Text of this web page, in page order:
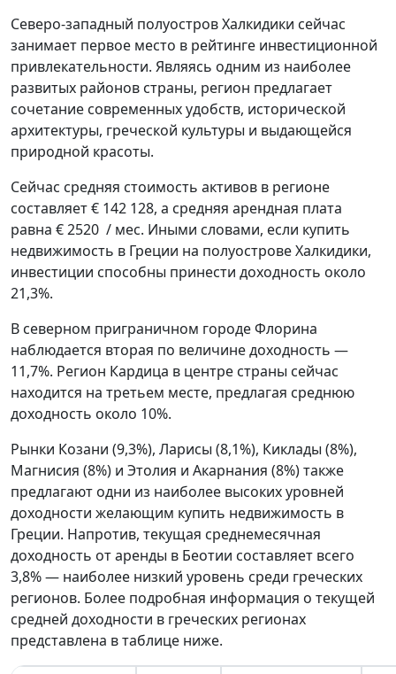
Северо-западный полуостров Халкидики сейчас
занимает первое место в рейтинге инвестиционной
привлекательности. Являясь одним из наиболее
развитых районов страны, регион предлагает
сочетание современных удобств, исторической
архитектуры, греческой культуры и выдающейся
природной красоты.
Сейчас средняя стоимость активов в регионе
составляет € 142 128, а средняя арендная плата
равна € 2520 / мес. Иными словами, если купить
недвижимость в Греции на полуострове Халкидики,
инвестиции способны принести доходность около
21,3%.
В северном приграничном городе Флорина
наблюдается вторая по величине доходность —
11,7%. Регион Кардица в центре страны сейчас
находится на третьем месте, предлагая среднюю
доходность около 10%.
Рынки Козани (9,3%), Ларисы (8,1%), Киклады (8%),
Магнисия (8%) и Этолия и Акарнания (8%) также
предлагают одни из наиболее высоких уровней
доходности желающим купить недвижимость в
Греции. Напротив, текущая среднемесячная
доходность от аренды в Беотии составляет всего
3,8% — наиболее низкий уровень среди греческих
регионов. Более подробная информация о текущей
средней доходности в греческих регионах
представлена в таблице ниже.